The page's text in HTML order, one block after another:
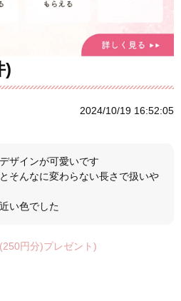
)
2024/10/19 16:52:05
ザインが可愛いです
そんなに変わらない長さで扱いや
い色でした
円分)プレゼント)